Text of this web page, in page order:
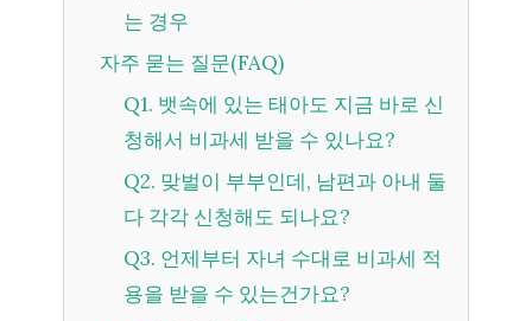
는 경우
자주 묻는 질문(FAQ)
Q1. 뱃속에 있는 태아도 지금 바로 신
청해서 비과세 받을 수 있나요?
Q2. 맞벌이 부부인데, 남편과 아내 둘
다 각각 신청해도 되나요?
Q3. 언제부터 자녀 수대로 비과세 적
용을 받을 수 있는건가요?